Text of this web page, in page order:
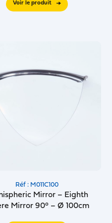
Voir le produit
Réf : M011C100
Mirror – Eighth
Mirror 90° – Ø 100cm